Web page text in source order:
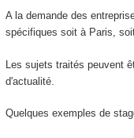
A la demande des
spécifiques soit à Paris,
Les sujets traités peuvent
d'actualité.
Quelques exemples de